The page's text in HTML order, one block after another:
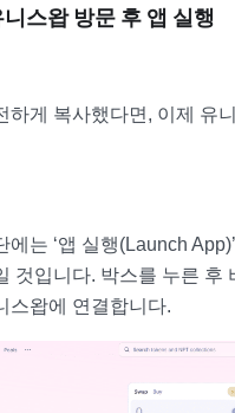
스왑 방문 후 앱 실행
하게 복사했다면, 이제 유
에는 ‘앱 실행(Launch
것입니다. 박스를 누른 후
스왑에 연결합니다.